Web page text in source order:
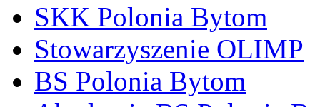
SKK Polonia Bytom
Stowarzyszenie OLIMP
BS Polonia Bytom